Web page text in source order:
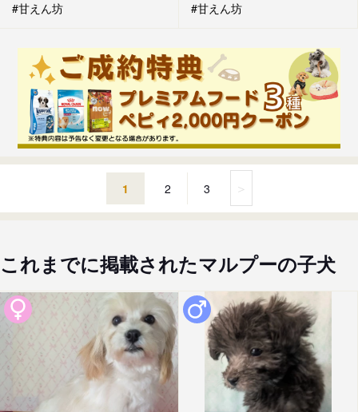
#甘えん坊
#甘えん坊
1 2 3 ＞
これまでに掲載されたマルプーの子犬